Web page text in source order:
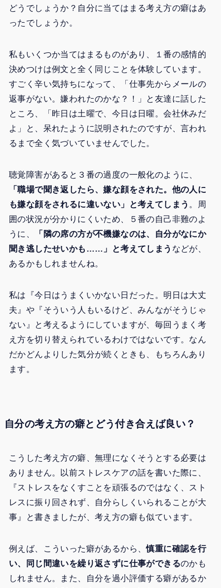
どうでしょうか？自分に当てはまる考え方の癖はあ
ったでしょうか。
私もいくつか当てはまるものがあり、１番の感情的
決めつけは例文と全く同じことを体験しています。
すごく辛い気持ちになって、「仕事先からメールの
返事がない。嫌われたのかな？！」と友達に話した
ところ、「昨日は土曜で、今日は日曜。会社休みだ
よ」と、呆れたように説明されたのですが、言われ
るまで全く気づいていませんでした。
聴覚障害があると３番の過度の一般化のように、
「職場で聞き返したら、嫌な顔をされた。他の人に
も嫌な顔をされるに違いない」と考えてしまう 。周
囲の状況が分かりにくいため、５番の自己非難のよ
うに、
「隣の席の方が不機嫌なのは、自分がなにか
聞き逃したせいかも……」と考えてしまう などが、
あるかもしれませんね。
私は『今日はうまくいかない日だった。明日は大丈
夫』や『そういう人もいるけど、みんながそうじゃ
ない』と考えるようにしていますが、毎回うまく考
え方を切り替えられているわけではないです。なん
だかどんよりした気分が続くときも、もちろんあり
ます。
自分の考え方の癖とどう付き合えば良い？
こうした考え方の癖、無理になくそうとする必要は
ありません。以前ストレスケアの話を書いた際に、
『ストレスをなくすことを頑張るのではなく、スト
レスに振り回されず、自分らしくいられることが大
事』と書きましたが、考え方の癖も似ています。
例えば、こういった癖があるから、慎重に確認を行
い、同じ間違いを繰り返さずに仕事ができるのかも
しれません。また、自分を過小評価する癖があるか